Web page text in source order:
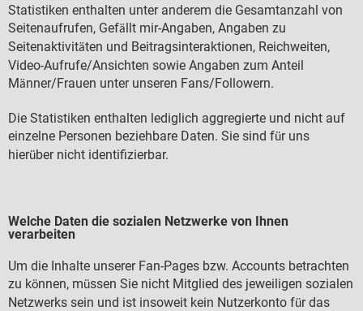
Statistiken enthalten unter anderem die Gesamtanzahl von
Seitenaufrufen, Gefällt mir-Angaben, Angaben zu
Seitenaktivitäten und Beitragsinteraktionen, Reichweiten,
Video-Aufrufe/Ansichten sowie Angaben zum Anteil
Männer/Frauen unter unseren Fans/Followern.
Die Statistiken enthalten lediglich aggregierte und nicht auf
einzelne Personen beziehbare Daten. Sie sind für uns
hierüber nicht identifizierbar.
Welche Daten die sozialen Netzwerke von Ihnen
verarbeiten
Um die Inhalte unserer Fan-Pages bzw. Accounts betrachten
zu können, müssen Sie nicht Mitglied des jeweiligen sozialen
Netzwerks sein und ist insoweit kein Nutzerkonto für das